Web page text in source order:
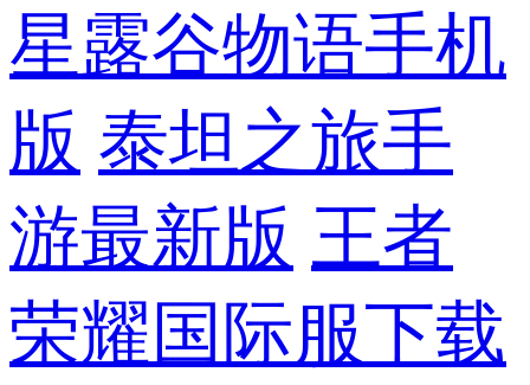
星露谷物语手机
版 泰坦之旅手
游最新版 王者
荣耀国际服下载